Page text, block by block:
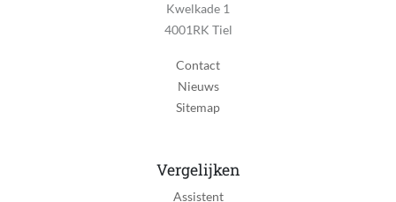
Kwelkade 1
4001RK Tiel
Contact
Nieuws
Sitemap
Vergelijken
Assistent